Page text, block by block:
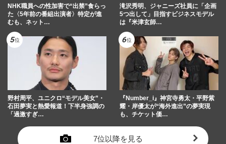
NHK職員への性加害で“出禁”食らっ
た〈5年前の番組出演者〉特定が進
むも、ネット…
滝沢秀明、ジャニーズ社員に「企画
5つ出して」目指すビジネスモデル
は『米津玄師…
野村周平、ユニクロ“モデル美女”・
石田夢実と熱愛報道！下半身強調の
「過激すぎ…
『Number_i』神宮寺勇太・平野紫
耀・岸優太が“海外進出”の夢実現
も、チケット価…
7位以降を見る